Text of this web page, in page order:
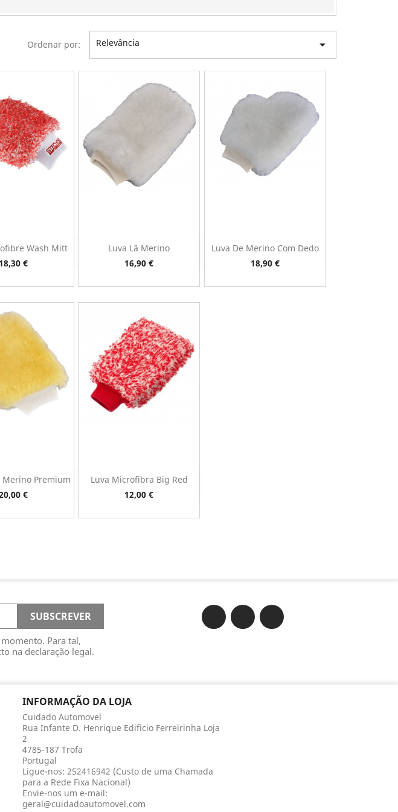
Ordenar por: Relevância 
Wash Mitt
€
rápida
Luva Lã Merino
Preço
16,90 €
Vista rápida
Luva De Merino Com Dedo
Preço
18,90 €
 Vista rápida
Merino Premium
€
rápida
Luva Microfibra Big Red
Preço
12,00 €
Vista rápida
Para tal,
na declaração legal.
FacebookTwitter
INFORMAÇÃO DA LOJA
Cuidado Automovel
Rua Infante D. Henrique Edificio Ferreirinha Loja
2
4785-187 Trofa
Portugal
Ligue-nos: 252416942 (Custo de uma Chamada
para a Rede Fixa Nacional)
Envie-nos um e-mail:
geral@cuidadoautomovel.com